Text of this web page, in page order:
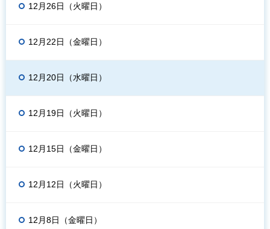
12月26日（火曜日）
12月22日（金曜日）
12月20日（水曜日）
12月19日（火曜日）
12月15日（金曜日）
12月12日（火曜日）
12月8日（金曜日）